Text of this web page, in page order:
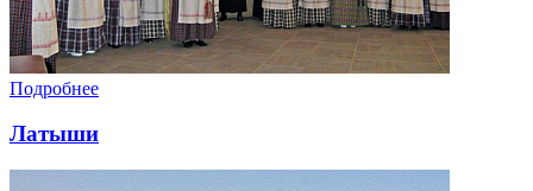
Подробнее
Латыши